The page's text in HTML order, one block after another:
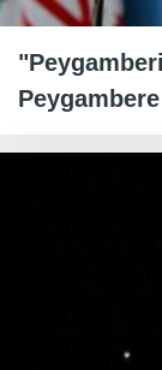
Peygambere